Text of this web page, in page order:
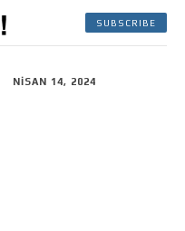
SUBSCRIBE
NISAN 14, 2024